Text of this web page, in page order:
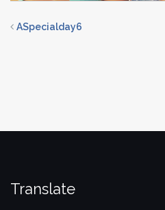
ASpecialday6
Translate